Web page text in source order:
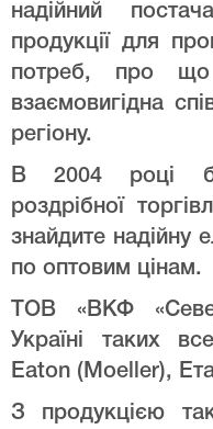
надійний
продукції для
потреб, про що
взаємовигідна
регіону.
В 2004 році
роздрібної
знайдите надійну
по оптовим цінам.
ТОВ «ВКФ
Україні таких
Eaton (Moeller),
З продукцією